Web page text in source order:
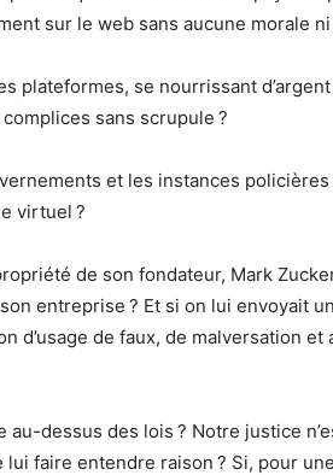
sur le web sans aucune morale
plateformes, se nourrissant
sans scrupule ?
et les instances
virtuel ?
de son fondateur, Mark
entreprise ? Et si on lui envoyait
d’usage de faux, de malversation
au-dessus des lois ? Notre justice
lui faire entendre raison ? Si, pour